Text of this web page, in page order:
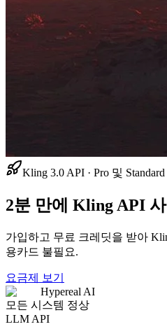
Kling 3.0 API · Pro 및
2분 만에 Kling API
가입하고 무료 크레딧을 받아
용카드 불필요.
요금제 보기
Hypereal AI
모든 시스템 정상
LLM API